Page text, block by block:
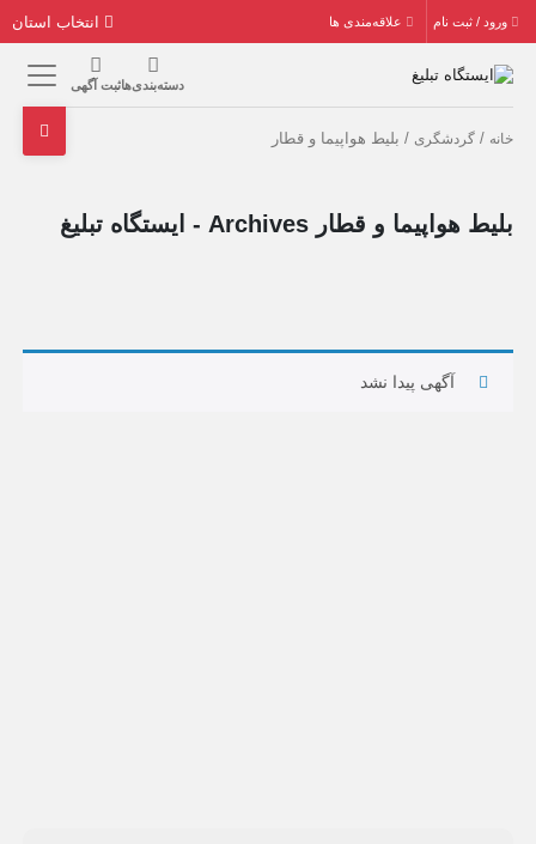
ورود / ثبت نام علاقه‌مندی ها
دسته‌بندی‌هاثبت آگهی
خانه /گردشگری / بلیط هواپیما و قطار
بلیط هواپیما و قطار Archives - ایستگاه تبلیغ
آگهی پیدا نشد